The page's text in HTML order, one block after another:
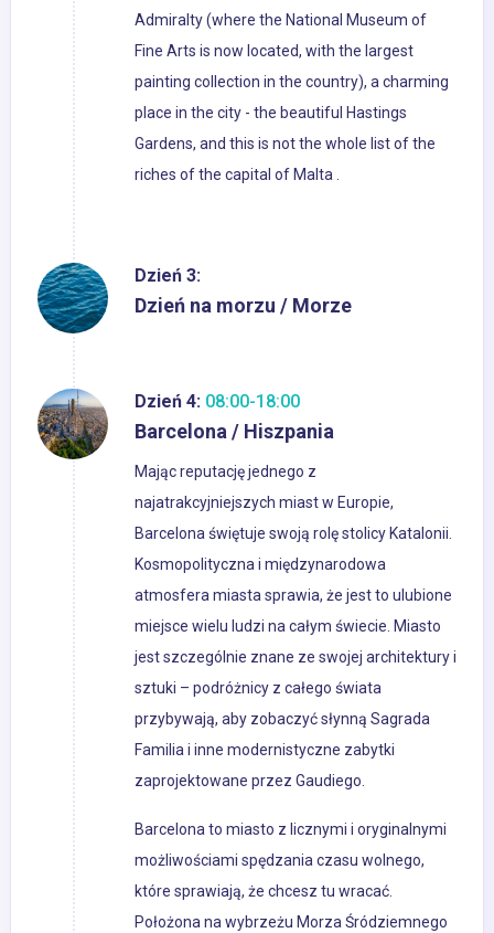
Admiralty (where the National Museum of
Fine Arts is now located, with the largest
painting collection in the country), a charming
place in the city - the beautiful Hastings
Gardens, and this is not the whole list of the
riches of the capital of Malta .
Dzień 3:
Dzień na morzu / Morze
Dzień 4: 08:00-18:00
Barcelona / Hiszpania
Mając reputację jednego z
najatrakcyjniejszych miast w Europie,
Barcelona świętuje swoją rolę stolicy Katalonii.
Kosmopolityczna i międzynarodowa
atmosfera miasta sprawia, że jest to ulubione
miejsce wielu ludzi na całym świecie. Miasto
jest szczególnie znane ze swojej architektury i
sztuki – podróżnicy z całego świata
przybywają, aby zobaczyć słynną Sagrada
Familia i inne modernistyczne zabytki
zaprojektowane przez Gaudiego.
Barcelona to miasto z licznymi i oryginalnymi
możliwościami spędzania czasu wolnego,
które sprawiają, że chcesz tu wracać.
Położona na wybrzeżu Morza Śródziemnego